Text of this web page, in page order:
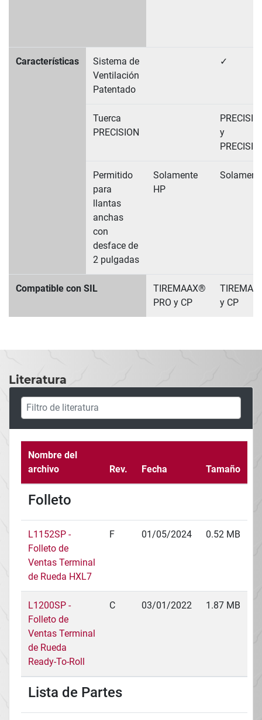
Características
Sistema de
Ventilación
Patentado
✓
Tuerca
PRECISION
y
Permitido
para
llantas
anchas
con
desface de
2 pulgadas
Solamente
HP
Compatible con SIL
TIREMAAX®
PRO y CP
y CP
Literatura
Nombre del
archivo
Rev. Fecha Tamaño
Folleto
L1152SP -
Folleto de
Ventas Terminal
de Rueda HXL7
F 01/05/2024 0.52 MB
L1200SP -
Folleto de
Ventas Terminal
de Rueda
Ready-To-Roll
C 03/01/2022 1.87 MB
Lista de Partes